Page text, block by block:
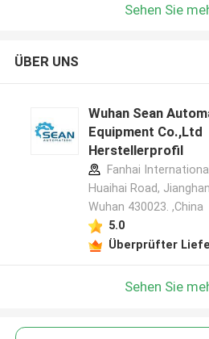
Sehen Sie
ÜBER UNS
Wuhan Sean
Equipment Co.,Ltd
Herstellerprofil
Fanhai
Huaihai Road,
Wuhan 430023. ,China
5.0
Überprüfter
Sehen Sie